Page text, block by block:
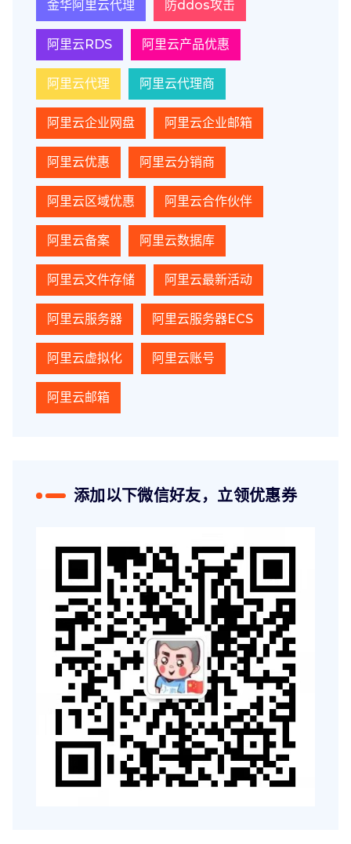
金华阿里云代理 防ddos攻击
阿里云RDS 阿里云产品优惠
阿里云代理 阿里云代理商
阿里云企业网盘 阿里云企业邮箱
阿里云优惠 阿里云分销商
阿里云区域优惠 阿里云合作伙伴
阿里云备案 阿里云数据库
阿里云文件存储 阿里云最新活动
阿里云服务器 阿里云服务器ECS
阿里云虚拟化 阿里云账号
阿里云邮箱
添加以下微信好友，立领优惠券